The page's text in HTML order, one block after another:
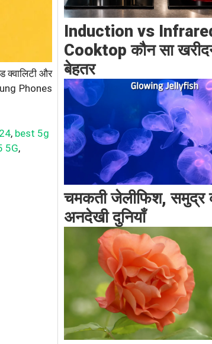
और
Phones
, best 5g
5G,
Induction vs
Cooktop कौन सा
बेहतर
चमकती जेलीफिश, समुद्र
अनदेखी दुनियाँ